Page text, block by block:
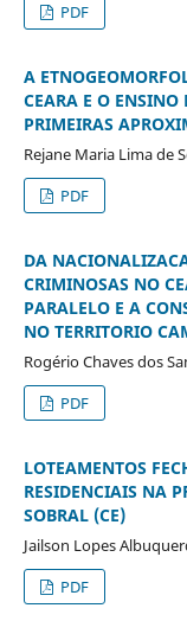
PDF
A
CEARA E O
PRIMEIRAS
Rejane Maria Lima de
PDF
DA
CRIMINOSAS NO
PARALELO E A
NO TERRITORIO
Rogério Chaves dos
PDF
LOTEAMENTOS
RESIDENCIAIS NA
SOBRAL (CE)
Jailson Lopes
PDF